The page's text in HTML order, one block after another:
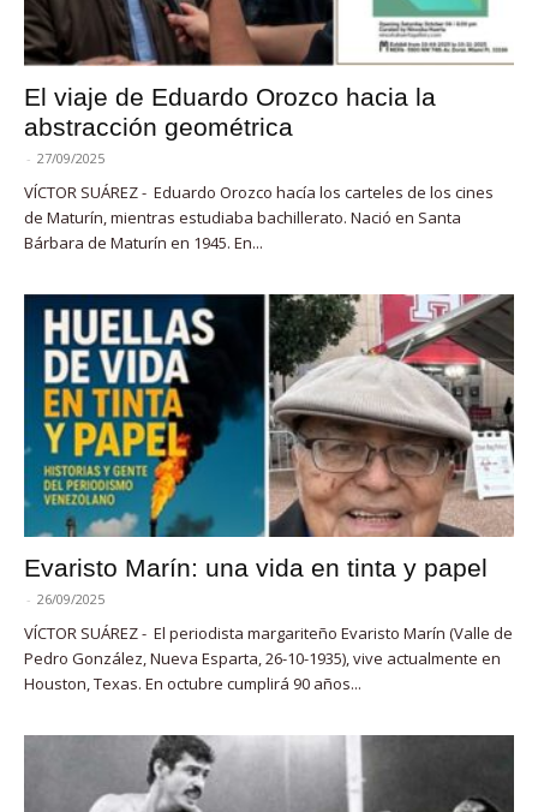
El viaje de Eduardo Orozco hacia la
abstracción geométrica
- 27/09/2025
VÍCTOR SUÁREZ - Eduardo Orozco hacía los carteles de los cines
de Maturín, mientras estudiaba bachillerato. Nació en Santa
Bárbara de Maturín en 1945. En...
Evaristo Marín: una vida en tinta y papel
- 26/09/2025
VÍCTOR SUÁREZ - El periodista margariteño Evaristo Marín (Valle de
Pedro González, Nueva Esparta, 26-10-1935), vive actualmente en
Houston, Texas. En octubre cumplirá 90 años...